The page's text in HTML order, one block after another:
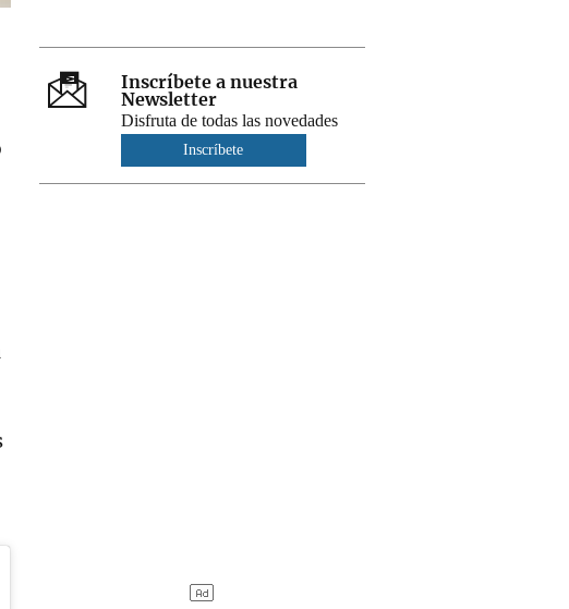
Inscríbete a nuestra
Newsletter
Disfruta de todas las novedades
Inscríbete